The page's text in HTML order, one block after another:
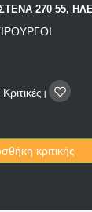
270 55,
κριτικής